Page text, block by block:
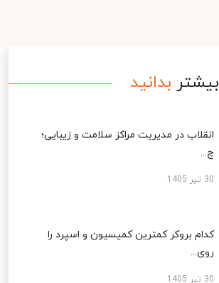
بیشتر بدانید
انقلاب در مدیریت مراکز سلامت و زیبایی؛
چ...
30 تیر 1405
کدام بروکر کمترین کمیسیون و اسپرد را
روی...
30 تیر 1405